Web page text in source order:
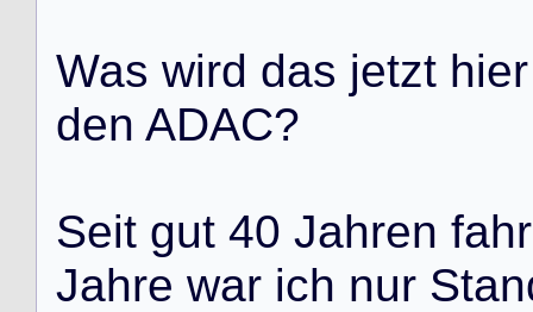
Was wird das jetzt hier
den ADAC?
Seit gut 40 Jahren fahr
Jahre war ich nur Stan